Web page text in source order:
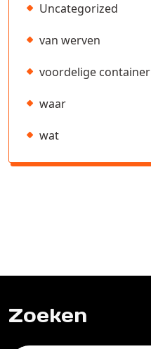
Uncategorized
van werven
voordelige container
waar
wat
Zoeken